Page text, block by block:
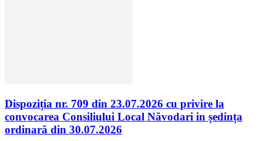
Dispoziția nr. 709 din 23.07.2026 cu privire la
convocarea Consiliului Local Năvodari in ședința
ordinară din 30.07.2026